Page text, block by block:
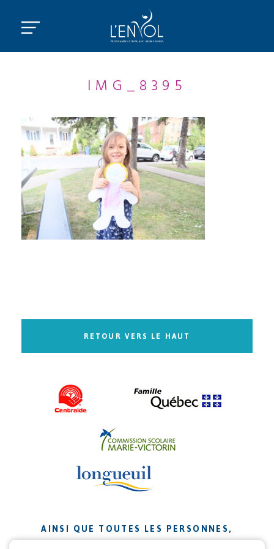
IMG_8395
RETOUR VERS LE HAUT
AINSI QUE TOUTES LES PERSONNES,
ORGANISMES ET ENTREPRISES QUI ONT